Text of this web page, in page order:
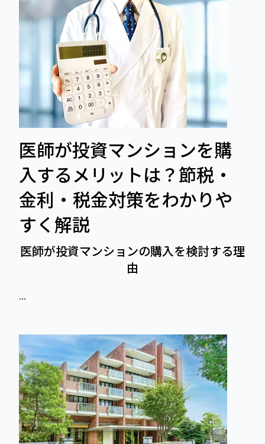
医師が投資マンションを購
入するメリットは？節税・
金利・税金対策をわかりや
すく解説
医師が投資マンションの購入を検討する理
由
...